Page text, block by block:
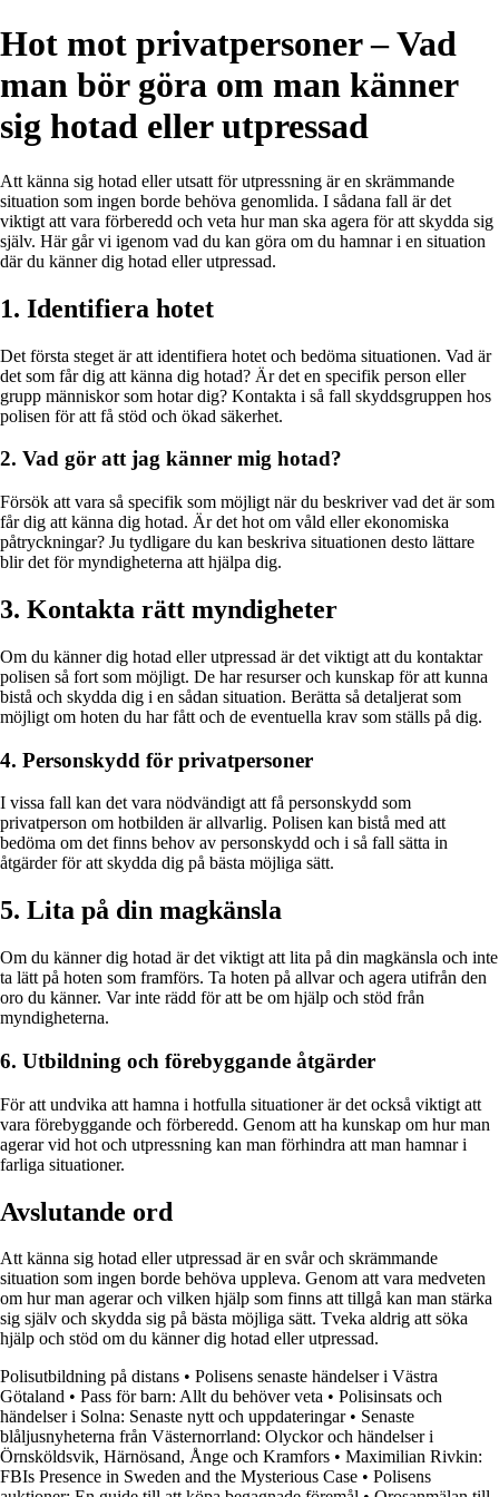
Hot mot privatpersoner – Vad
man bör göra om man känner
sig hotad eller utpressad
Att känna sig hotad eller utsatt för utpressning är en skrämmande
situation som ingen borde behöva genomlida. I sådana fall är det
viktigt att vara förberedd och veta hur man ska agera för att skydda sig
själv. Här går vi igenom vad du kan göra om du hamnar i en situation
där du känner dig hotad eller utpressad.
1. Identifiera hotet
Det första steget är att identifiera hotet och bedöma situationen. Vad är
det som får dig att känna dig hotad? Är det en specifik person eller
grupp människor som hotar dig? Kontakta i så fall skyddsgruppen hos
polisen för att få stöd och ökad säkerhet.
2. Vad gör att jag känner mig hotad?
Försök att vara så specifik som möjligt när du beskriver vad det är som
får dig att känna dig hotad. Är det hot om våld eller ekonomiska
påtryckningar? Ju tydligare du kan beskriva situationen desto lättare
blir det för myndigheterna att hjälpa dig.
3. Kontakta rätt myndigheter
Om du känner dig hotad eller utpressad är det viktigt att du kontaktar
polisen så fort som möjligt. De har resurser och kunskap för att kunna
bistå och skydda dig i en sådan situation. Berätta så detaljerat som
möjligt om hoten du har fått och de eventuella krav som ställs på dig.
4. Personskydd för privatpersoner
I vissa fall kan det vara nödvändigt att få personskydd som
privatperson om hotbilden är allvarlig. Polisen kan bistå med att
bedöma om det finns behov av personskydd och i så fall sätta in
åtgärder för att skydda dig på bästa möjliga sätt.
5. Lita på din magkänsla
Om du känner dig hotad är det viktigt att lita på din magkänsla och inte
ta lätt på hoten som framförs. Ta hoten på allvar och agera utifrån den
oro du känner. Var inte rädd för att be om hjälp och stöd från
myndigheterna.
6. Utbildning och förebyggande åtgärder
För att undvika att hamna i hotfulla situationer är det också viktigt att
vara förebyggande och förberedd. Genom att ha kunskap om hur man
agerar vid hot och utpressning kan man förhindra att man hamnar i
farliga situationer.
Avslutande ord
Att känna sig hotad eller utpressad är en svår och skrämmande
situation som ingen borde behöva uppleva. Genom att vara medveten
om hur man agerar och vilken hjälp som finns att tillgå kan man stärka
sig själv och skydda sig på bästa möjliga sätt. Tveka aldrig att söka
hjälp och stöd om du känner dig hotad eller utpressad.
Polisutbildning på distans • Polisens senaste händelser i Västra
Götaland • Pass för barn: Allt du behöver veta • Polisinsats och
händelser i Solna: Senaste nytt och uppdateringar• Senaste
blåljusnyheterna från Västernorrland: Olyckor och händelser i
Örnsköldsvik, Härnösand, Ånge och Kramfors • Maximilian Rivkin:
FBIs Presence in Sweden and the Mysterious Case • Polisens